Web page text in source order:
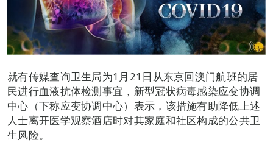
就有传媒查询卫生局为1月21日从东京回澳门航班的居
民进行血液抗体检测事宜，新型冠状病毒感染应变协调
中心（下称应变协调中心）表示，该措施有助降低上述
人士离开医学观察酒店时对其家庭和社区构成的公共卫
生风险。